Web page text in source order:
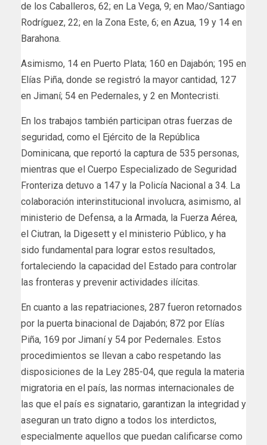
de los Caballeros, 62; en La Vega, 9; en Mao/Santiago
Rodríguez, 22; en la Zona Este, 6; en Azua, 19 y 14 en
Barahona.
Asimismo, 14 en Puerto Plata; 160 en Dajabón; 195 en
Elías Piña, donde se registró la mayor cantidad, 127
en Jimaní; 54 en Pedernales, y 2 en Montecristi.
En los trabajos también participan otras fuerzas de
seguridad, como el Ejército de la República
Dominicana, que reportó la captura de 535 personas,
mientras que el Cuerpo Especializado de Seguridad
Fronteriza detuvo a 147 y la Policía Nacional a 34. La
colaboración interinstitucional involucra, asimismo, al
ministerio de Defensa, a la Armada, la Fuerza Aérea,
el Ciutran, la Digesett y el ministerio Público, y ha
sido fundamental para lograr estos resultados,
fortaleciendo la capacidad del Estado para controlar
las fronteras y prevenir actividades ilícitas.
En cuanto a las repatriaciones, 287 fueron retornados
por la puerta binacional de Dajabón; 872 por Elías
Piña, 169 por Jimaní y 54 por Pedernales. Estos
procedimientos se llevan a cabo respetando las
disposiciones de la Ley 285-04, que regula la materia
migratoria en el país, las normas internacionales de
las que el país es signatario, garantizan la integridad y
aseguran un trato digno a todos los interdictos,
especialmente aquellos que puedan calificarse como